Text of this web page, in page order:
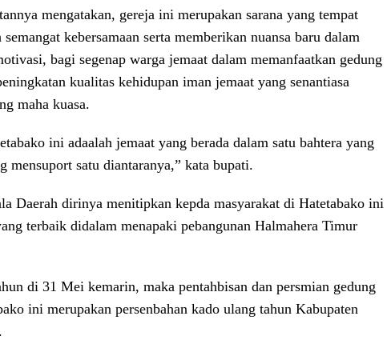
mengatakan, gereja ini merupakan sarana yang tempat
kebersamaan serta memberikan nuansa baru dalam
bagi segenap warga jemaat dalam memanfaatkan gedung
kualitas kehidupan iman jemaat yang senantiasa
maha kuasa.
ini adaalah jemaat yang berada dalam satu bahtera yang
mensuport satu diantaranya,” kata bupati.
Daerah dirinya menitipkan kepda masyarakat di Hatetabako ini
terbaik didalam menapaki pebangunan Halmahera Timur
di 31 Mei kemarin, maka pentahbisan dan persmian gedung
ini merupakan persenbahan kado ulang tahun Kabupaten